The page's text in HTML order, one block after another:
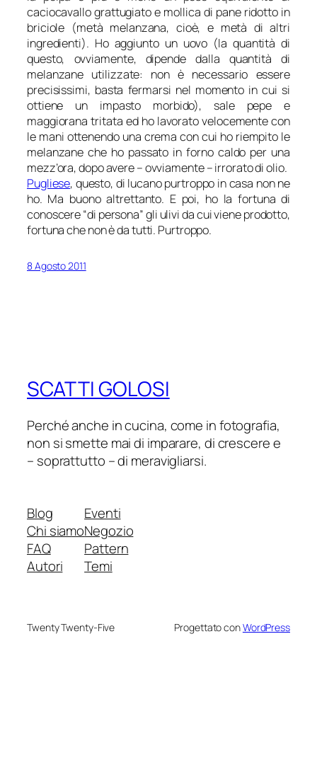
caciocavallo grattugiato e mollica di pane ridotto in
briciole (metà melanzana, cioè, e metà di altri
ingredienti). Ho aggiunto un uovo (la quantità di
questo, ovviamente, dipende dalla quantità di
melanzane utilizzate: non è necessario essere
precisissimi, basta fermarsi nel momento in cui si
ottiene un impasto morbido), sale pepe e
maggiorana tritata ed ho lavorato velocemente con
le mani ottenendo una crema con cui ho riempito le
melanzane che ho passato in forno caldo per una
mezz’ora, dopo avere – ovviamente – irrorato di olio.
Pugliese, questo, di lucano purtroppo in casa non ne
ho. Ma buono altrettanto. E poi, ho la fortuna di
conoscere “di persona” gli ulivi da cui viene prodotto,
fortuna che non è da tutti. Purtroppo.
8 Agosto 2011
SCATTI GOLOSI
Perché anche in cucina, come in fotografia,
non si smette mai di imparare, di crescere e
– soprattutto – di meravigliarsi.
Blog
Chi siamo
FAQ
Autori
Eventi
Negozio
Pattern
Temi
Twenty Twenty-Five Progettato conWordPress